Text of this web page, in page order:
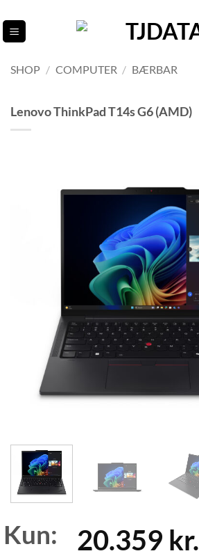
til
indhold
SHOP / COMPUTER / BÆRBAR
Lenovo ThinkPad T14s G6 (AMD)
Kun: 20.359 kr.